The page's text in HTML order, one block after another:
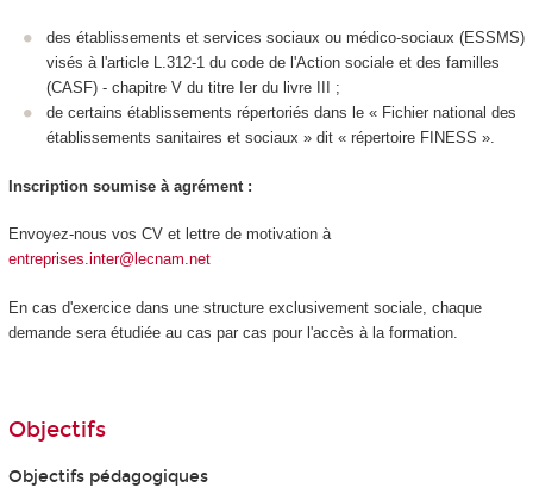
des établissements et services sociaux ou médico-sociaux (ESSMS)
visés à l'article L.312-1 du code de l'Action sociale et des familles
(CASF) - chapitre V du titre Ier du livre III ;
de certains établissements répertoriés dans le « Fichier national des
établissements sanitaires et sociaux » dit « répertoire FINESS ».
Inscription soumise à agrément :
Envoyez-nous vos CV et lettre de motivation à
entreprises.inter@lecnam.net
En cas d'exercice dans une structure exclusivement sociale, chaque
demande sera étudiée au cas par cas pour l'accès à la formation.
Objectifs
Objectifs pédagogiques